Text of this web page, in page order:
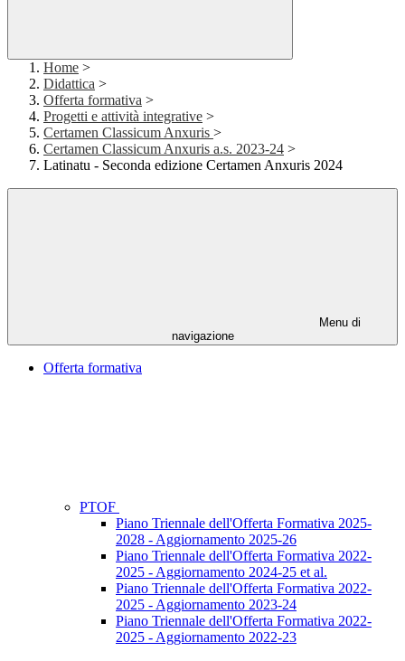
Home >
Didattica >
Offerta formativa >
Progetti e attività integrative >
Certamen Classicum Anxuris >
Certamen Classicum Anxuris a.s. 2023-24 >
Latinatu - Seconda edizione Certamen Anxuris 2024
Menu di
navigazione
Offerta formativa
PTOF
Piano Triennale dell'Offerta Formativa 2025-
2028 - Aggiornamento 2025-26
Piano Triennale dell'Offerta Formativa 2022-
2025 - Aggiornamento 2024-25 et al.
Piano Triennale dell'Offerta Formativa 2022-
2025 - Aggiornamento 2023-24
Piano Triennale dell'Offerta Formativa 2022-
2025 - Aggiornamento 2022-23